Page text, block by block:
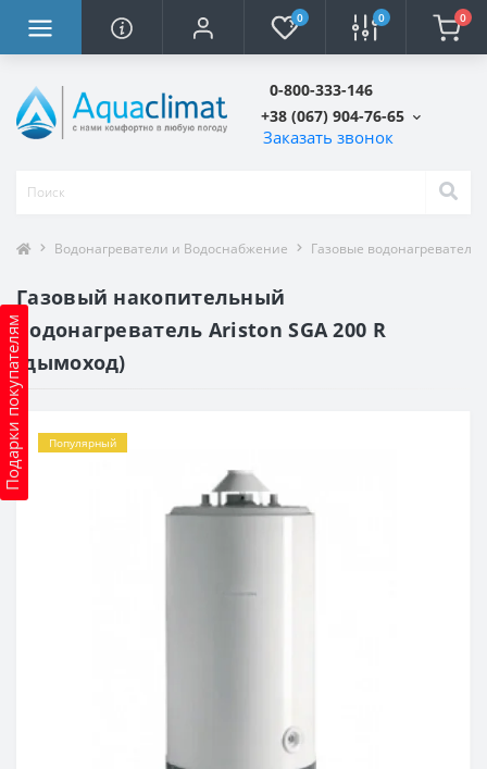
0 0 0
0-800-333-146
+38 (067) 904-76-65
Заказать звонок
Подарки покупателям
Водонагреватели и Водоснабжение Газовые водонагреватели
Газовый накопительный
водонагреватель Ariston SGA 200 R
(дымоход)
Популярный